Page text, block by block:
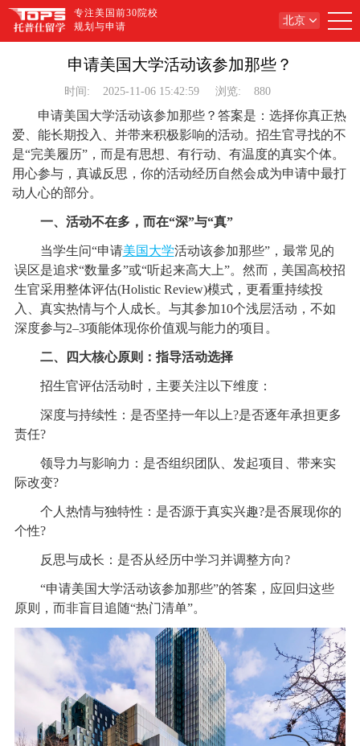
专注美国前30院校
规划与申请
北京
申请美国大学活动该参加那些？
时间: 2025-11-06 15:42:59 浏览: 880
申请美国大学活动该参加那些？答案是：选择你真正热
爱、能长期投入、并带来积极影响的活动。招生官寻找的不
是“完美履历”，而是有思想、有行动、有温度的真实个体。
用心参与，真诚反思，你的活动经历自然会成为申请中最打
动人心的部分。
一、活动不在多，而在“深”与“真”
当学生问“申请美国大学活动该参加那些”，最常见的
误区是追求“数量多”或“听起来高大上”。然而，美国高校招
生官采用整体评估(Holistic Review)模式，更看重持续投
入、真实热情与个人成长。与其参加10个浅层活动，不如
深度参与2–3项能体现你价值观与能力的项目。
二、四大核心原则：指导活动选择
招生官评估活动时，主要关注以下维度：
深度与持续性：是否坚持一年以上?是否逐年承担更多
责任?
领导力与影响力：是否组织团队、发起项目、带来实
际改变?
个人热情与独特性：是否源于真实兴趣?是否展现你的
个性?
反思与成长：是否从经历中学习并调整方向?
“申请美国大学活动该参加那些”的答案，应回归这些
原则，而非盲目追随“热门清单”。